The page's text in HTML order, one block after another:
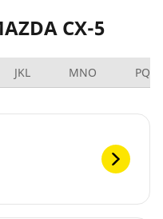
CX-5
JKL MNO PQRS